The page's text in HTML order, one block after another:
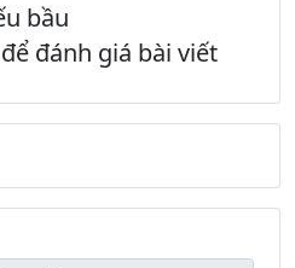
bầu
đánh giá bài viết